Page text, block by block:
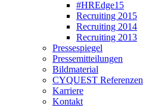
#HREdge15
Recruiting 2015
Recruiting 2014
Recruiting 2013
Pressespiegel
Pressemitteilungen
Bildmaterial
CYQUEST Referenzen
Karriere
Kontakt